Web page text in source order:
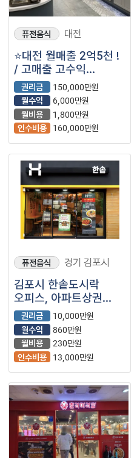
퓨전음식 대전
⭐대전 월매출 2억5천 !
/ 고매출 고수익
유지중인 대형브랜드 ＂
쿠우쿠우＂ 입니다⭐
권리금
150,000만원
월수익
6,000만원
월비용
1,800만원
인수비용
160,000만원
퓨전음식 경기 김포시
김포시 한솥도시락
오피스, 아파트상권
월매출 4천 나오는
매장입니다
권리금
10,000만원
월수익
860만원
월비용
230만원
인수비용
13,000만원